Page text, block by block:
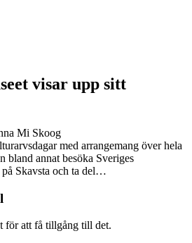
visar upp sitt
Mi Skoog
med arrangemang över hela
bland annat besöka Sveriges
Skavsta och ta del…
för att få tillgång till det.